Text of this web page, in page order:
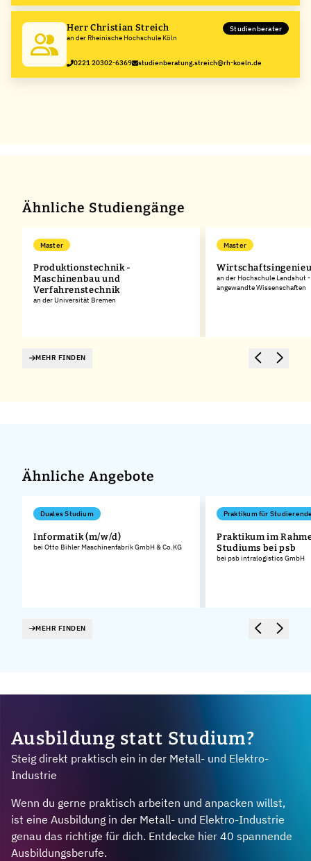
Herr Christian Streich
an der Rheinische Hochschule Köln
Studienberater
0221 20302-6369 studienberatung.streich@rh-koeln.de
Ähnliche Studiengänge
Master
Produktionstechnik -
Maschinenbau und
Verfahrenstechnik
an der Universität Bremen
Master
an der Hochschule Landshut
angewandte Wissenschaften
MEHR FINDEN
Ähnliche Angebote
Duales Studium
Informatik (m/w/d)
bei Otto Bihler Maschinenfabrik GmbH & Co.KG
Praktikum für
Praktikum im
Studiums bei psb
bei psb intralogistics GmbH
MEHR FINDEN
Ausbildung statt Studium?
Steig direkt praktisch ein in der Metall- und Elektro-
Industrie
Wenn du gerne praktisch arbeiten und anpacken willst,
ist eine Ausbildung in der Metall- und Elektro-Industrie
genau das richtige für dich. Entdecke hier 40 spannende
Ausbildungsberufe.